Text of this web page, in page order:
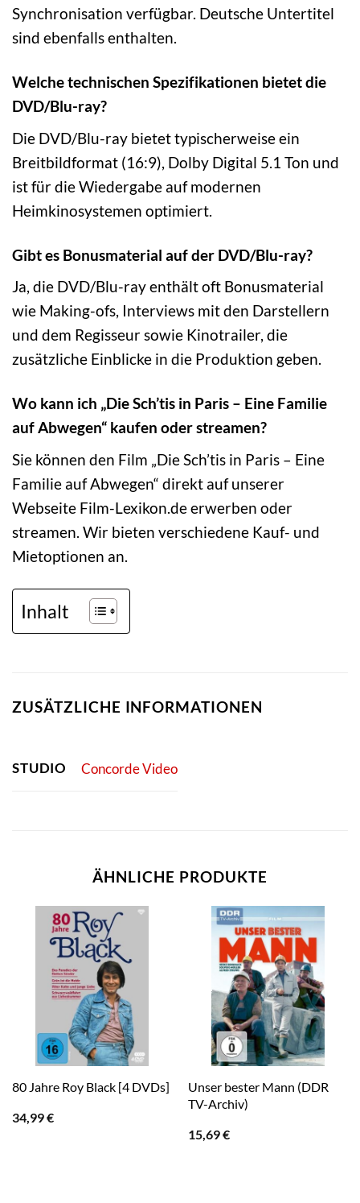
Synchronisation verfügbar. Deutsche Untertitel
sind ebenfalls enthalten.
Welche technischen Spezifikationen bietet die
DVD/Blu-ray?
Die DVD/Blu-ray bietet typischerweise ein
Breitbildformat (16:9), Dolby Digital 5.1 Ton und
ist für die Wiedergabe auf modernen
Heimkinosystemen optimiert.
Gibt es Bonusmaterial auf der DVD/Blu-ray?
Ja, die DVD/Blu-ray enthält oft Bonusmaterial
wie Making-ofs, Interviews mit den Darstellern
und dem Regisseur sowie Kinotrailer, die
zusätzliche Einblicke in die Produktion geben.
Wo kann ich „Die Sch’tis in Paris – Eine Familie
auf Abwegen“ kaufen oder streamen?
Sie können den Film „Die Sch’tis in Paris – Eine
Familie auf Abwegen“ direkt auf unserer
Webseite Film-Lexikon.de erwerben oder
streamen. Wir bieten verschiedene Kauf- und
Mietoptionen an.
Inhalt
ZUSÄTZLICHE INFORMATIONEN
STUDIO Concorde Video
ÄHNLICHE PRODUKTE
80 Jahre Roy Black [4 DVDs]
34,99€
Unser bester Mann (DDR
TV-Archiv)
15,69€